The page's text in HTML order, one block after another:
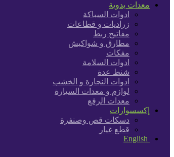
معدات يدوية
ادوات السباكة
زراديات و قطاعات
مفاتيح ربط
مطارق و شواكيش
مفكات
ادوات السلامة
شنط عدة
ادوات النجارة و الخشب
لوازم و معدات السيارة
معدات الرفع
إكسسوارات
دسكات قص وصنفرة
قطع غيار
English